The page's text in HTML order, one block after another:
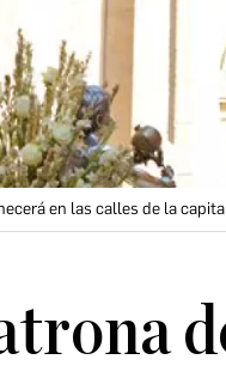
en las calles de la